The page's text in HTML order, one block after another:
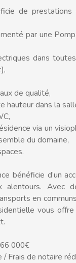
de
par une
dans
de qualité,
hauteur dans la
via un
du domaine,
bénéficie d’un
alentours. Avec
en
vous
000€
/ Frais de notaire